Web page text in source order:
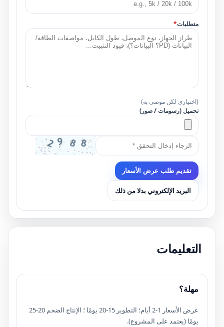
متطلبات*
(اختياري لكن موصى به)
تحميل (رسومات / صور)
تقديم طلب عرض الأسعار
البريد الإلكتروني بدلا من ذلك
التعليمات
مهلة؟
عرض الأسعار 1-2 أيام؛ التطوير 15-20 يومًا ؛ الإنتاج الضخم 20-25
يومًا (يعتمد على المشروع).